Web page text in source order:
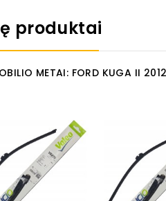
produktai
METAI: FORD KUGA II